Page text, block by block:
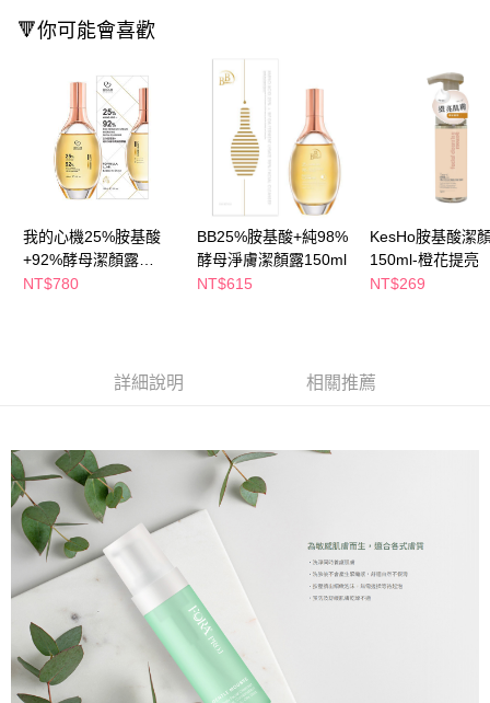
３．收到繳費通知簡訊後14天內，點擊此簡訊中的連結，可透過四大超商／
※ 請注意：結帳手續完成當下不需立刻繳費，但若您需要取消訂單，請聯絡
購買商品的店家。未經商家同意取消之訂單仍視為有效，需透過AFTEE先享
後付繳納相關費用。
※ 交易是否成功請以「AFTEE先享後付 」之結帳頁面顯示為準，若有關於
是否繳費成功／繳費後需取消欲退款等相關疑問，請聯繫「AFTEE先享後付
客戶支援中心」https://netprotections.freshdesk.com/support/home
１．透過由恩沛科技股份有限公司提供之「AFTEE先享後付」服務完成之交
易，需依本服務之必要範圍內提供個人資料，並將交易相關給付款項請求債
權轉讓予恩沛科技股份有限公司。
２．關於個人資料處理事宜，請瀏覽以下網址：
４．使用「AFTEE先享後付」時，將依據個別帳號之用戶狀況，依本公司即
５．嚴禁一人註冊多個帳號或使用他人資訊註冊。若發現惡意使用之情形，
恩沛科技股份有限公司將有權停止該用戶之使用額度並採取法律行動。
每筆NT$65，滿NT$390(含以上)免運費
每筆NT$65，滿NT$490(含以上)免運費
付款後萊爾富取貨
每筆NT$65，滿NT$490(含以上)免運費
7-11取貨付款
每筆NT$65，滿NT$490(含以上)免運費
付款後7-11取貨
每筆NT$100，滿NT$790(含以上)免運費
🔻你可能會喜歡
我的心機25%胺基酸
+92%酵母潔顏露
150ml
NT$780
BB25%胺基酸+純98%
酵母淨膚潔顏露150ml
NT$615
KesHo胺基酸潔
150ml-橙花提亮
NT$269
詳細說明 相關推薦